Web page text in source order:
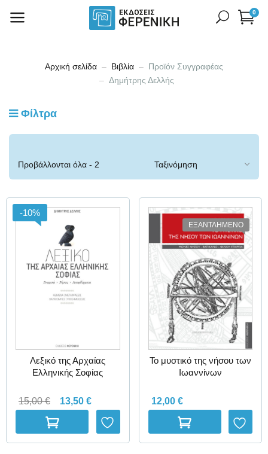
0
Αρχική σελίδα Βιβλία
Προϊόν Συγγραφέας
Δημήτρης Δελλής
Φίλτρα
Προβάλλονται όλα - 2
-10%
Λεξικό της Αρχαίας
Ελληνικής Σοφίας
15,00€ 13,50€
ΕΞΑΝΤΛΗΜΕΝΟ
Το μυστικό της νήσου των
Ιωαννίνων
12,00 €